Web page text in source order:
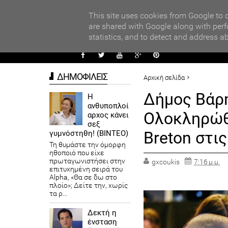
Αρχική σελίδα
ΔΗΜΟΙ
ΠΡΟΤΕΙΝΟΜΕΝΟ
Δήμος Βάρης Βούλας
Δήμος
Breton
gxcoukis 7:16 μ.μ.
ΔΗΜΟΦΙΛΕΙΣ
Η
ανθυποπλοί
αρχος κάνει
σεξ
γυμνόστηθη! (ΒΙΝΤΕΟ)
Τη θυμάστε την όμορφη
ηθοποιό που είχε
πρωταγωνιστήσει στην
επιτυχημένη σειρά του
Alpha, «Θα σε δω στο
πλοίο»; Δείτε την, χωρίς
τα ρ...
Δεκτή η
ένσταση
This site uses cookies from Google to
are shared with Google along with
statistics, and to detect and address